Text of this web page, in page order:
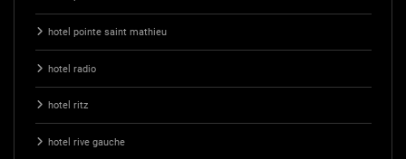
hotel pointe saint mathieu
hotel radio
hotel ritz
hotel rive gauche